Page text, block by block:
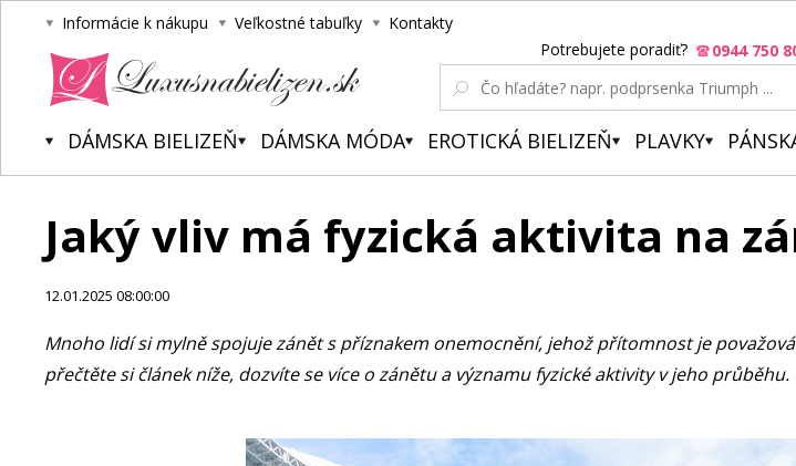
Informácie k nákupu Veľkostné tabuľky Kontakty
Potrebujete poradiť? 0944 750
DÁMSKA BIELIZEŇ DÁMSKA MÓDA EROTICKÁ BIELIZEŇ PLAVKY
Jaký vliv má fyzická aktivita na
12.01.2025 08:00:00
Mnoho lidí si mylně spojuje zánět s příznakem onemocnění, jehož přítomnost je
přečtěte si článek níže, dozvíte se více o zánětu a významu fyzické aktivity v jeho průběhu.